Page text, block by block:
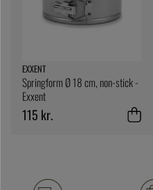
EXXENT
Springform Ø 18 cm, non-stick -
Exxent
115 kr.